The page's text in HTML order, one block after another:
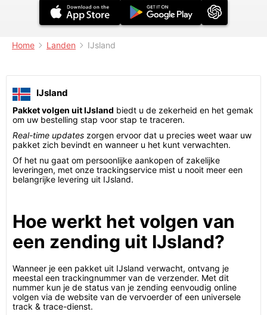
Home Landen IJsland
IJsland
Pakket volgen uit IJsland biedt u de zekerheid en het gemak
om uw bestelling stap voor stap te traceren.
Real-time updates zorgen ervoor dat u precies weet waar uw
pakket zich bevindt en wanneer u het kunt verwachten.
Of het nu gaat om persoonlijke aankopen of zakelijke
leveringen, met onze trackingservice mist u nooit meer een
belangrijke levering uit IJsland.
Hoe werkt het volgen van
een zending uit IJsland?
Wanneer je een pakket uit IJsland verwacht, ontvang je
meestal een trackingnummer van de verzender. Met dit
nummer kun je de status van je zending eenvoudig online
volgen via de website van de vervoerder of een universele
track & trace-dienst.